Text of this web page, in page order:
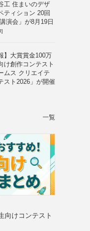
工 住まいのデザ
ティション 20回
演会」が8月19日
】大賞賞金100万
け創作コンテスト
ムス クリエイテ
スト2026」が開催
一覧
向けコンテスト